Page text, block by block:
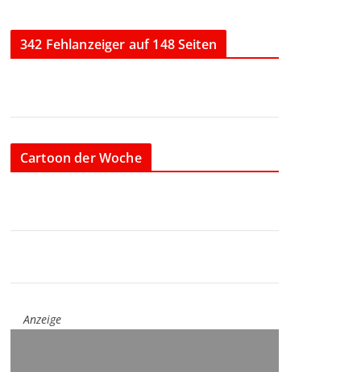
342 Fehlanzeiger auf 148 Seiten
Cartoon der Woche
Anzeige